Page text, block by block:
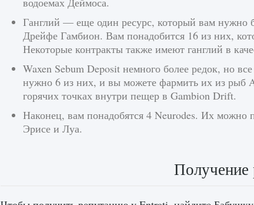
Ганглий — еще один ресурс, который вам нужно
Дрейфе Гамбион. Вам понадобится 16 из них,
Некоторые контракты также имеют ганглий в
Waxen Sebum Deposit немного более редок, но
нужно 6 из них, и вы можете фармить их из рыб
горячих точках внутри пещер в Gambion Drift.
Наконец, вам понадобятся 4 Neurodes. Их можно
Эрисе и Луа.
Получение